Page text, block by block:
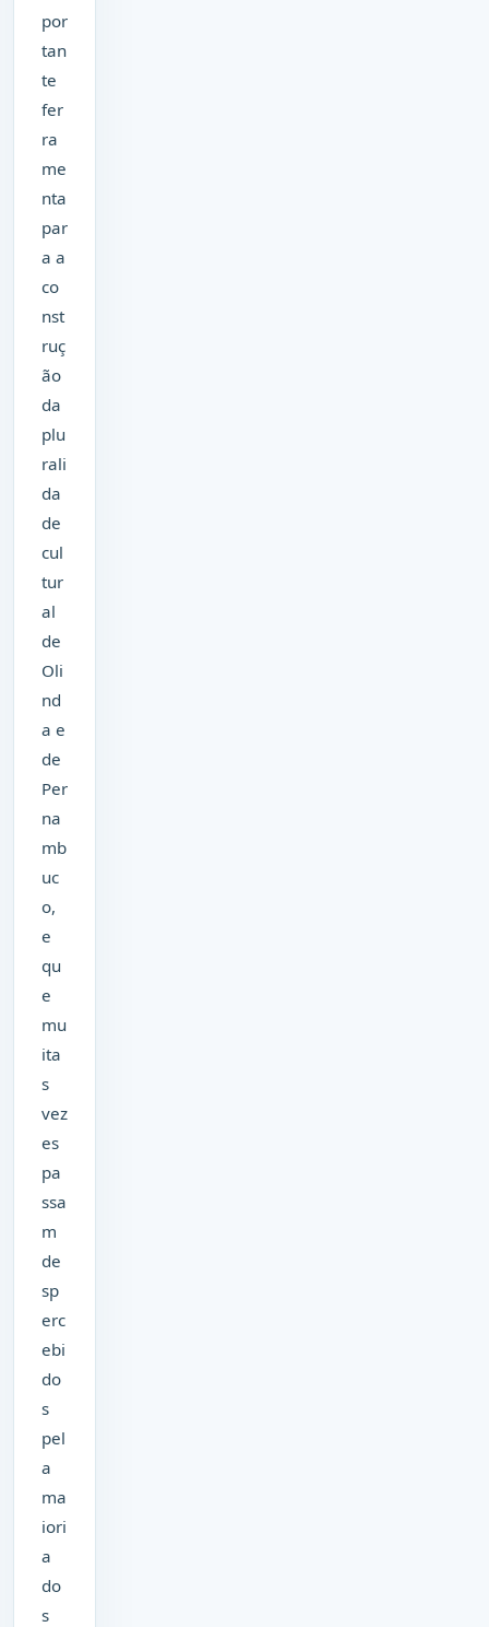
por
tan
te
fer
ra
me
nta
par
a a
co
nst
ruç
ão
da
plu
rali
da
de
cul
tur
al
de
Oli
nd
a e
de
Per
na
mb
uc
o,
e
qu
e
mu
ita
s
vez
es
pa
ssa
m
de
sp
erc
ebi
do
s
pel
a
ma
iori
a
do
s